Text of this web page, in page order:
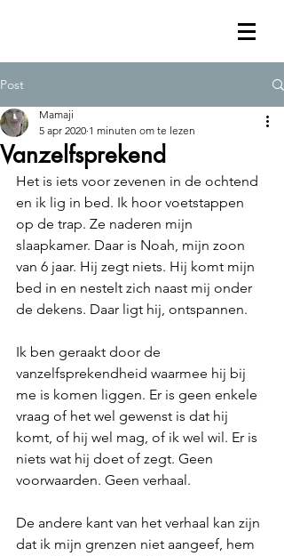
Post
Vanzelfsprekend
Mamaji
5 apr 2020 1 minuten om te lezen
Het is iets voor zevenen in de ochtend
en ik lig in bed. Ik hoor voetstappen
op de trap. Ze naderen mijn
slaapkamer. Daar is Noah, mijn zoon
van 6 jaar. Hij zegt niets. Hij komt mijn
bed in en nestelt zich naast mij onder
de dekens. Daar ligt hij, ontspannen.
Ik ben geraakt door de
vanzelfsprekendheid waarmee hij bij
me is komen liggen. Er is geen enkele
vraag of het wel gewenst is dat hij
komt, of hij wel mag, of ik wel wil. Er is
niets wat hij doet of zegt. Geen
voorwaarden. Geen verhaal.
De andere kant van het verhaal kan zijn
dat ik mijn grenzen niet aangeef, hem